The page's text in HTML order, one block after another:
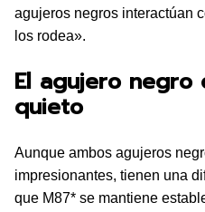
agujeros negros interactúan
los rodea».
El agujero negro
quieto
Aunque ambos agujeros
impresionantes, tienen una
que M87* se mantiene